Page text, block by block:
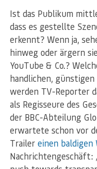
Ist das Publikum
dass es gestellte
erkennt? Wenn ja,
hinweg oder ärgern
YouTube & Co.?
handlichen, günstigen
werden TV-Reporter
als Regisseure des
der BBC-Abteilung
erwartete schon vor
Trailer einen baldigen